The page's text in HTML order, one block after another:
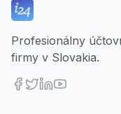
Profesionálny
firmy v Slovakia.